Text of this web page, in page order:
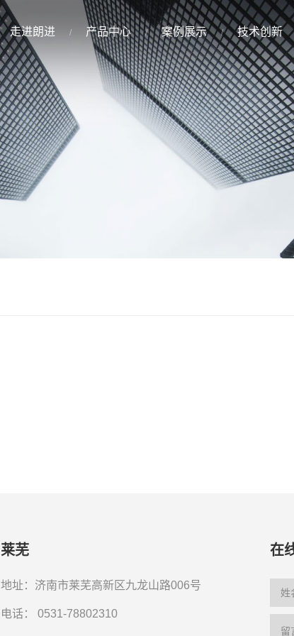
走进朗进 产品中心 案例展示 技术创新
莱芜
地址：济南市莱芜高新区九龙山路006号
电话：0531-78802310
在